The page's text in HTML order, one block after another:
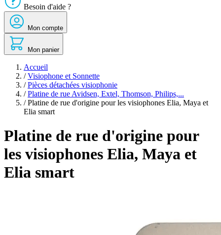
-
économie
d'énergie
Sécurité
Confort
de
maison
Seconde
vie
Bons
plans
Besoin d'aide ?
Mon compte
Mon panier
Accueil
/ Visiophone et Sonnette
/ Pièces détachées visiophonie
/ Platine de rue Avidsen, Extel, Thomson, Philips,...
/ Platine de rue d'origine pour les visiophones Elia, Maya et
Elia smart
Platine de rue d'origine pour
les visiophones Elia, Maya et
Elia smart